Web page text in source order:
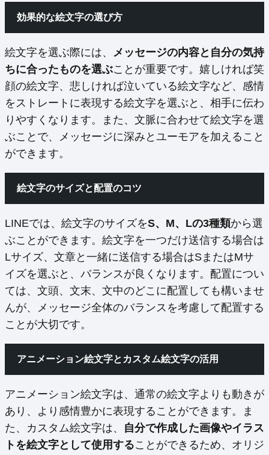
効果的な絵文字の選び方
絵文字を選ぶ際には、 メッセージの内容と自分の気持
ちに合ったものを選ぶことが重要です。嬉しければ笑
顔の絵文字、悲しければ泣いている絵文字など、感情
をストレートに表現する絵文字を選ぶと、相手に伝わ
りやすくなります。また、文脈に合わせて絵文字を選
ぶことで、メッセージに深みとユーモアを加えること
ができます。
絵文字のサイズと配置のコツ
LINEでは、絵文字のサイズをS、M、Lの3種類から選
ぶことができます。絵文字を一つだけ送信する場合は
Lサイズ、文章と一緒に送信する場合はSまたはMサ
イズを選ぶと、バランスが良くなります。配置につい
ては、文頭、文末、文中のどこに配置しても構いませ
んが、メッセージ全体のバランスを考慮して配置する
ことが大切です。
アニメーション絵文字とカスタム絵文字の活用
アニメーション絵文字は、通常の絵文字よりも動きが
あり、より感情豊かに表現することができます。ま
た、カスタム絵文字は、 自分で作成した画像やイラス
トを絵文字として使用することができるため、オリジ